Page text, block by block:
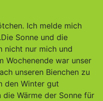
Ich melde mich
Sonne und die
nicht nur mich und
Wochenende war unser
unseren Bienchen zu
den Winter gut
Wärme der Sonne für